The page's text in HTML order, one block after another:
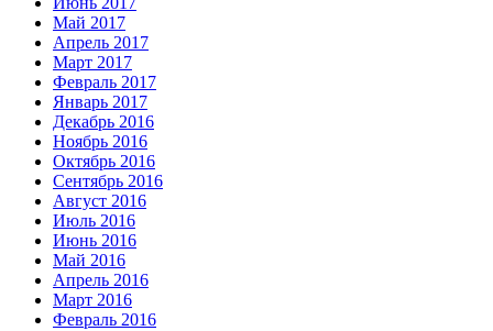
Май 2017
Апрель 2017
Март 2017
Февраль 2017
Январь 2017
Декабрь 2016
Ноябрь 2016
Октябрь 2016
Сентябрь 2016
Август 2016
Июль 2016
Июнь 2016
Май 2016
Апрель 2016
Март 2016
Февраль 2016